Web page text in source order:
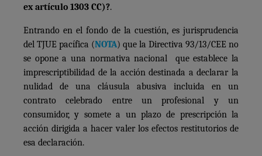
ex artículo 1303 CC)?.
Entrando en el fondo de la cuestión, es jurisprudencia
del TJUE pacífica (NOTA) que la Directiva 93/13/CEE no
se opone a una normativa nacional que establece la
imprescriptibilidad de la acción destinada a declarar la
nulidad de una cláusula abusiva incluida en un
contrato celebrado entre un profesional y un
consumidor, y somete a un plazo de prescripción la
acción dirigida a hacer valer los efectos restitutorios de
esa declaración.